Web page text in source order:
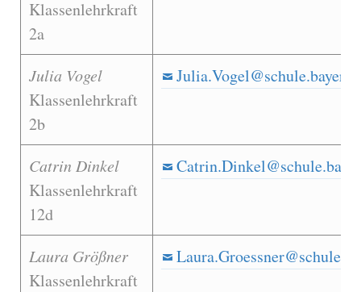
Klassenlehrkraft
2a
Julia Vogel
Klassenlehrkraft
2b
Catrin Dinkel
Klassenlehrkraft
12d
Laura Größner
Klassenlehrkraft